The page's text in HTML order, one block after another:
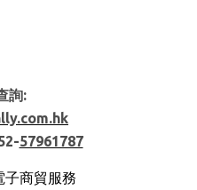
詢:
57961787
子商貿服務